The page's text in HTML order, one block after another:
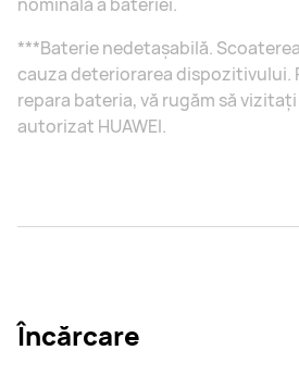
***Baterie nedetașabilă.
cauza deteriorarea dispozitivului.
repara bateria, vă rugăm să
autorizat HUAWEI.
Încărcare